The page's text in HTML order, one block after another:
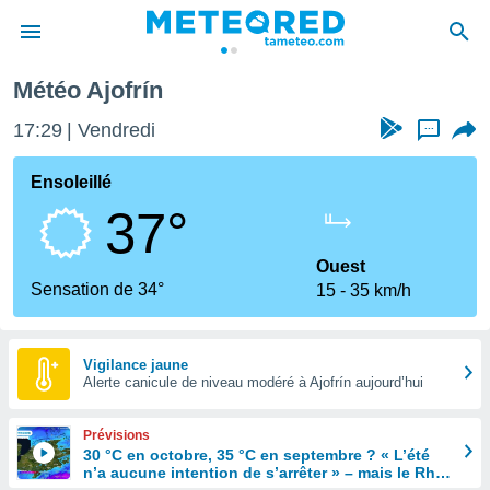
de
Météo Ajofrín
17:29 Vendredi ...
Ensoleillé
37°
Sensation de 34°
Ouest
15
35 km/h
Vigilance jaune
Alerte canicule de niveau modéré à Ajofrín aujourd’hui
Prévisions
30 °C en octobre, 35 °C en septembre ? « L’été
n’a aucune intention de s’arrêter » – mais le Rhin